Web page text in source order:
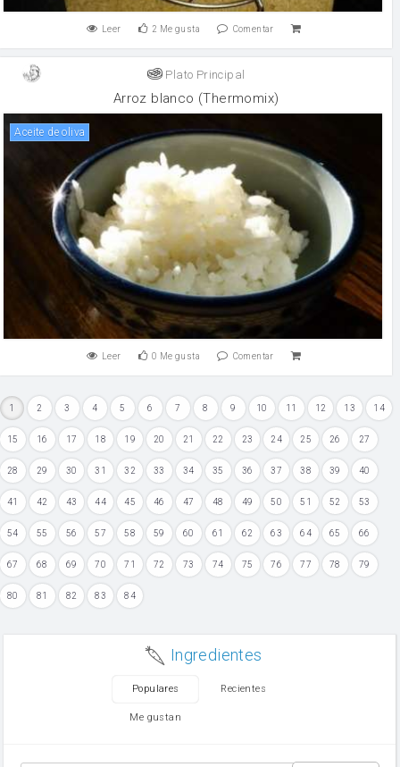
Leer 2 Me gusta Comentar
Plato Principal
Arroz blanco (Thermomix)
aceite de oliva
Leer 0 Me gusta Comentar
1 2 3 4 5 6 7 8 9 10 11 12 13 14
15 16 17 18 19 20 21 22 23 24 25 26 27
28 29 30 31 32 33 34 35 36 37 38 39 40
41 42 43 44 45 46 47 48 49 50 51 52 53
54 55 56 57 58 59 60 61 62 63 64 65 66
67 68 69 70 71 72 73 74 75 76 77 78 79
80 81 82 83 84
Ingredientes
Populares Recientes
Me gustan